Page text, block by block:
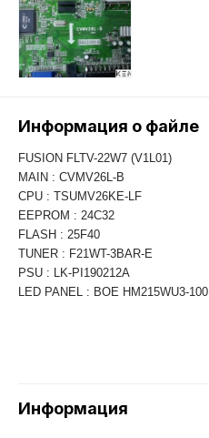
Информация о файле
FUSION FLTV-22W7 (V1L01)
MAIN : CVMV26L-B
CPU : TSUMV26KE-LF
EEPROM : 24C32
FLASH : 25F40
TUNER : F21WT-3BAR-E
PSU : LK-PI190212A
LED PANEL : BOE HM215WU3-100
Информация